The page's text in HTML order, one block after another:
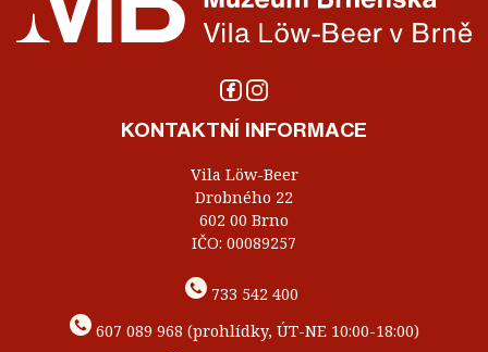
KONTAKTNÍ INFORMACE
Vila Löw-Beer
Drobného 22
602 00 Brno
IČO: 00089257
733 542 400
607 089 968 (prohlídky, ÚT-NE 10:00-18:00)